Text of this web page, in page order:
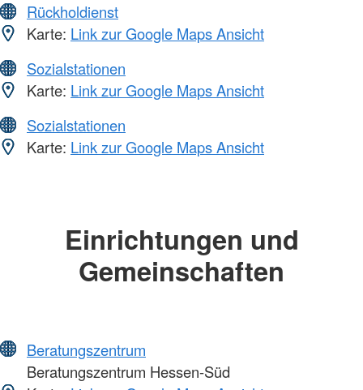
Rückholdienst
Karte: Link zur Google Maps Ansicht
Sozialstationen
Karte: Link zur Google Maps Ansicht
Sozialstationen
Karte: Link zur Google Maps Ansicht
Einrichtungen und
Gemeinschaften
Beratungszentrum
Beratungszentrum Hessen-Süd